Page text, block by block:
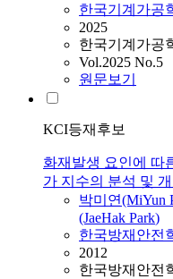
한국기계가공
2025
한국기계가공
Vol.2025 No.5
원문보기
KCI등재후보
화재발생 요인에 따
가 지수의 분석 및
박미연(MiYun
(JaeHak Park)
한국방재안전
2012
한국방재안전